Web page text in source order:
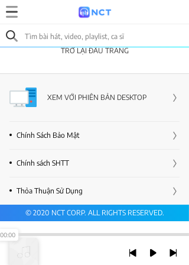
TRỞ LẠI ĐẦU TRANG
XEM VỚI PHIÊN BẢN DESKTOP
Chính Sách Bảo Mật
Chính sách SHTT
Thỏa Thuận Sử Dụng
© 2020 NCT CORP. ALL RIGHTS RESERVED.
00:00